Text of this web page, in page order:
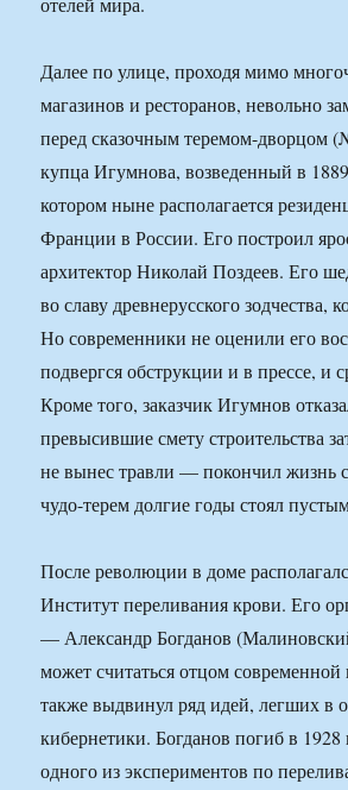
Далее по улице, проходя мимо
магазинов и ресторанов, невольно
перед сказочным теремом-
купца Игумнова, возведенный в
котором ныне располагается
Франции в России. Его построил
архитектор Николай Поздеев. Его
во славу древнерусского зодчества,
Но современники не оценили его
подвергся обструкции и в прессе, и
Кроме того, заказчик Игумнов
превысившие смету строительства
не вынес травли — покончил жизнь
чудо-терем долгие годы стоял
После революции в доме
Институт переливания крови. Его
— Александр Богданов
может считаться отцом
также выдвинул ряд идей, легших в
кибернетики. Богданов погиб в 1928
одного из экспериментов по